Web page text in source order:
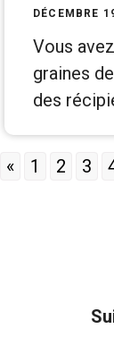
DÉCEMBRE
Vous
graines
des
« 1 2 3